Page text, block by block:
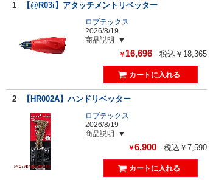
1 【@R03i】アタッチメントリベッター
ロブテックス
2026/8/19
商品説明
￥ 16,696 税込￥18,365
2 【HR002A】ハンドリベッター
ロブテックス
2026/8/19
商品説明
￥6,900 税込￥7,590